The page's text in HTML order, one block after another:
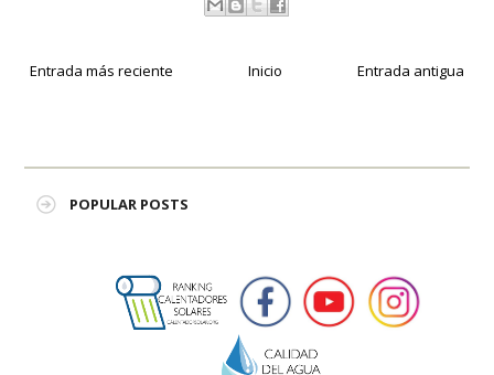
Entrada más reciente Entrada antigua
Inicio
POPULAR POSTS